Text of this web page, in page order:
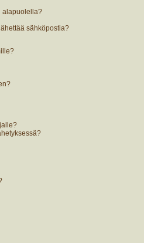
alapuolella?
sähköpostia?